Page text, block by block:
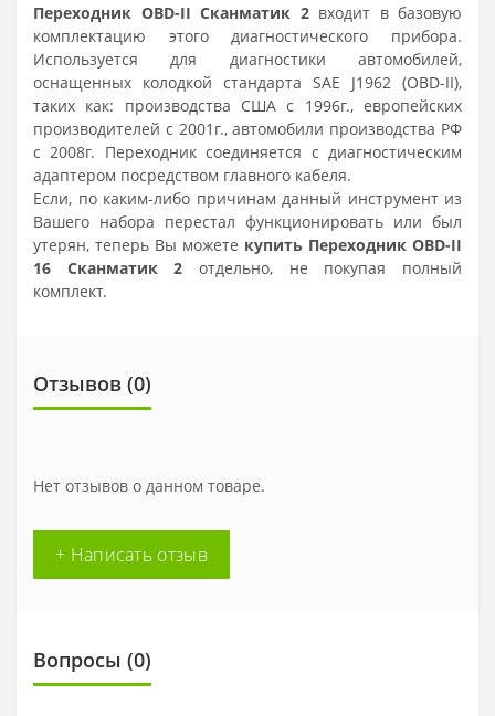
Переходник OBD-II Сканматик 2входит в базовую
комплектацию этого диагностического прибора.
Используется для диагностики автомобилей,
оснащенных колодкой стандарта SAE J1962 (OBD-II),
таких как: производства США с 1996г., европейских
производителей с 2001г., автомобили производства РФ
с 2008г. Переходник соединяется с диагностическим
адаптером посредством главного кабеля.
Если, по каким-либо причинам данный инструмент из
Вашего набора перестал функционировать или был
утерян, теперь Вы можете купить Переходник OBD-II
16 Сканматик 2 отдельно, не покупая полный
комплект.
Отзывов (0)
Нет отзывов о данном товаре.
+ Написать отзыв
Вопросы (0)